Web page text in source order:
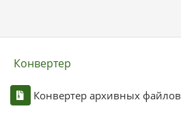
Конвертер
Конвертер архивных файлов